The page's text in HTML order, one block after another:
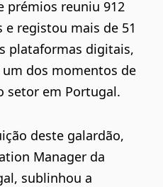
prémios reuniu 912
e registou mais de 51
plataformas digitais,
dos momentos de
setor em Portugal.
deste galardão,
Manager da
, sublinhou a